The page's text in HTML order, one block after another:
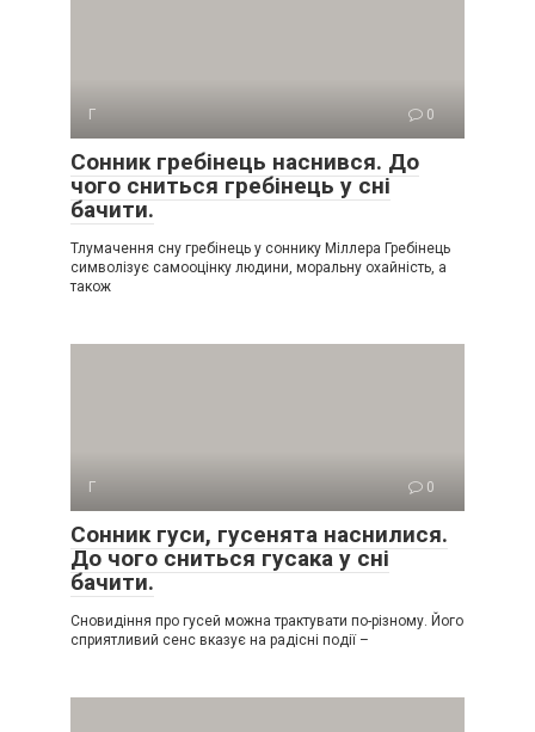
Г 0
Сонник гребінець наснився. До
чого сниться гребінець у сні
бачити.
Тлумачення сну гребінець у соннику Міллера Гребінець
символізує самооцінку людини, моральну охайність, а
також
Г 0
Сонник гуси, гусенята наснилися.
До чого сниться гусака у сні
бачити.
Сновидіння про гусей можна трактувати по-різному. Його
сприятливий сенс вказує на радісні події –